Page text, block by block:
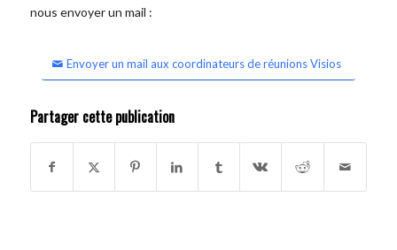
nous envoyer un mail :
Envoyer un mail aux coordinateurs de réunions Visios
Partager cette publication